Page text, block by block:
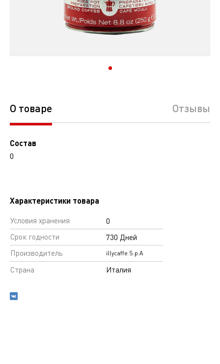
О товаре Отзывы
Состав
0
Характеристики товара
Условия хранения
0
Срок годности
730 Дней
Производитель
illycaffe S.p.A
Страна Италия